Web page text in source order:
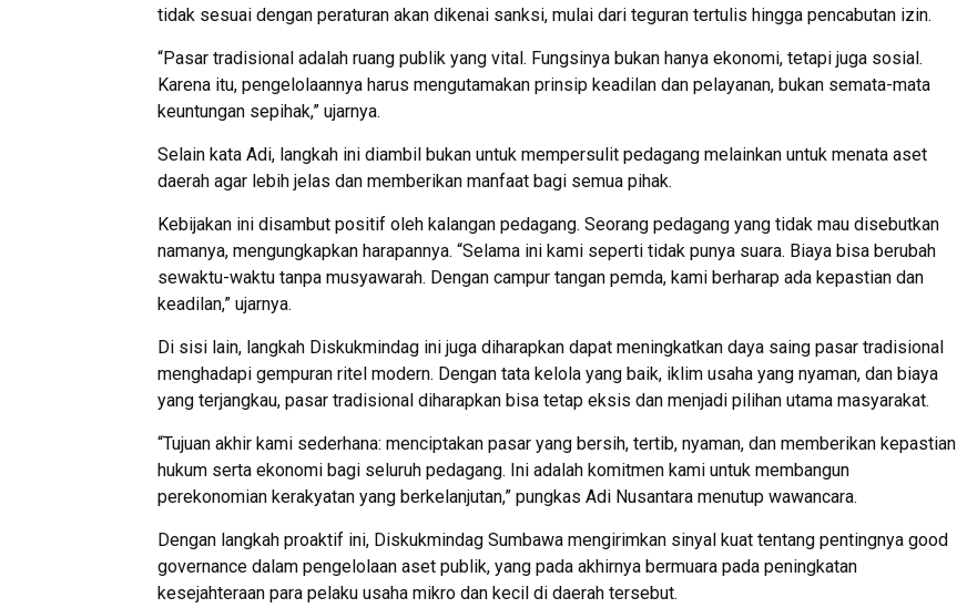
tidak sesuai dengan peraturan akan dikenai sanksi, mulai dari teguran tertulis hingga pencabutan izin.
“Pasar tradisional adalah ruang publik yang vital. Fungsinya bukan hanya ekonomi, tetapi juga sosial.
Karena itu, pengelolaannya harus mengutamakan prinsip keadilan dan pelayanan, bukan semata-mata
keuntungan sepihak,” ujarnya.
Selain kata Adi, langkah ini diambil bukan untuk mempersulit pedagang melainkan untuk menata aset
daerah agar lebih jelas dan memberikan manfaat bagi semua pihak.
Kebijakan ini disambut positif oleh kalangan pedagang. Seorang pedagang yang tidak mau disebutkan
namanya, mengungkapkan harapannya. “Selama ini kami seperti tidak punya suara. Biaya bisa berubah
sewaktu-waktu tanpa musyawarah. Dengan campur tangan pemda, kami berharap ada kepastian dan
keadilan,” ujarnya.
Di sisi lain, langkah Diskukmindag ini juga diharapkan dapat meningkatkan daya saing pasar tradisional
menghadapi gempuran ritel modern. Dengan tata kelola yang baik, iklim usaha yang nyaman, dan biaya
yang terjangkau, pasar tradisional diharapkan bisa tetap eksis dan menjadi pilihan utama masyarakat.
“Tujuan akhir kami sederhana: menciptakan pasar yang bersih, tertib, nyaman, dan memberikan kepastian
hukum serta ekonomi bagi seluruh pedagang. Ini adalah komitmen kami untuk membangun
perekonomian kerakyatan yang berkelanjutan,” pungkas Adi Nusantara menutup wawancara.
Dengan langkah proaktif ini, Diskukmindag Sumbawa mengirimkan sinyal kuat tentang pentingnya good
governance dalam pengelolaan aset publik, yang pada akhirnya bermuara pada peningkatan
kesejahteraan para pelaku usaha mikro dan kecil di daerah tersebut.